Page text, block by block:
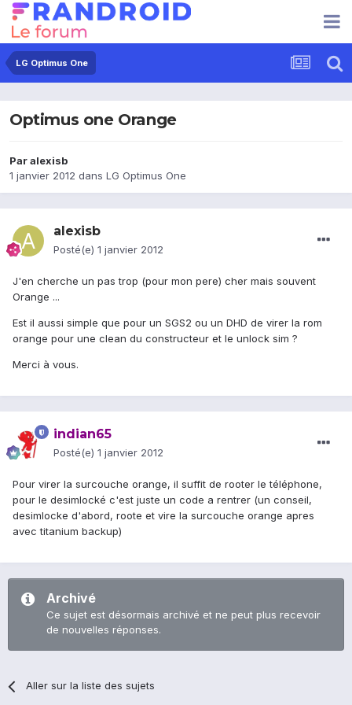
LG Optimus One
Optimus one Orange
Paralexisb
1 janvier 2012 dans LG Optimus One
alexisb
Posté(e) 1 janvier 2012
J'en cherche un pas trop (pour mon pere) cher mais souvent
Orange ...
Est il aussi simple que pour un SGS2 ou un DHD de virer la rom
orange pour une clean du constructeur et le unlock sim ?
Merci à vous.
indian65
Posté(e) 1 janvier 2012
Pour virer la surcouche orange, il suffit de rooter le téléphone,
pour le desimlocké c'est juste un code a rentrer (un conseil,
desimlocke d'abord, roote et vire la surcouche orange apres
avec titanium backup)
Archivé
Ce sujet est désormais archivé et ne peut plus recevoir
de nouvelles réponses.
Aller sur la liste des sujets